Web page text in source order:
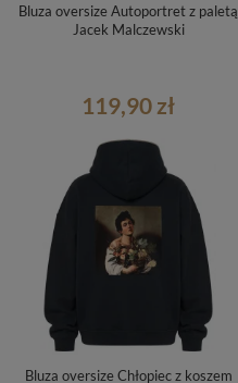
Bluza oversize Autoportret z paletą
Jacek Malczewski
119,90 zł
Bluza oversize Chłopiec z koszem